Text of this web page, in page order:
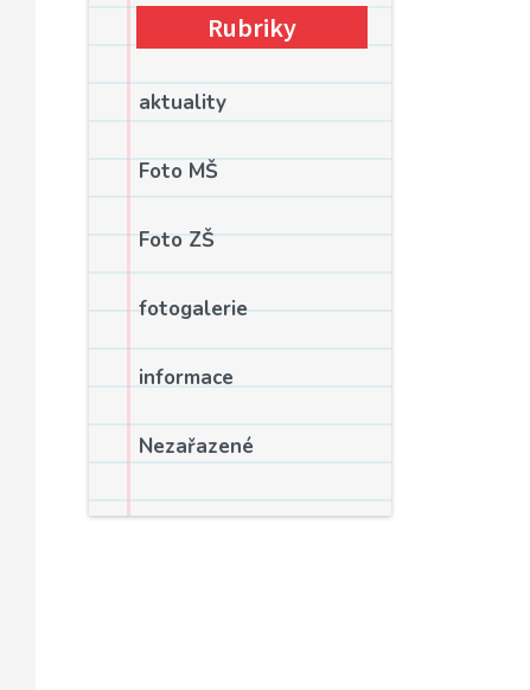
Rubriky
aktuality
Foto MŠ
Foto ZŠ
fotogalerie
informace
Nezařazené